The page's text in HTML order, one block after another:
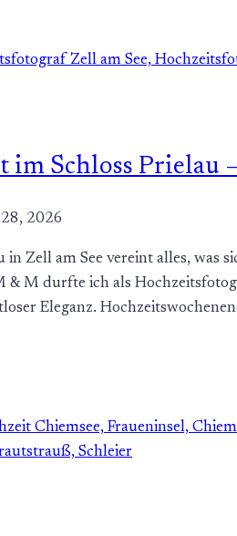
Schloss Prielau
2026
in Zell am See vereint alles, was
& M durfte ich als
Eleganz.